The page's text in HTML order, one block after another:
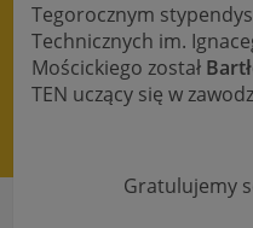
Tegorocznym
Technicznych im.
Mościckiego został
TEN uczący się w
Gratulujemy